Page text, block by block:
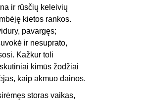
ir rūsčių keleivių
kietos rankos.
pavargęs;
ir nesuprato,
Kažkur toli
kimūs žodžiai
kaip akmuo dainos.
storas vaikas,